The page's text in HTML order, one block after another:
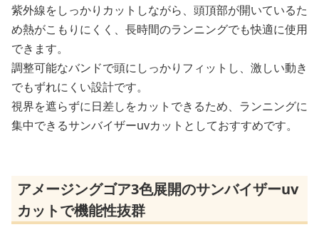
紫外線をしっかりカットしながら、頭頂部が開いているた
め熱がこもりにくく、長時間のランニングでも快適に使用
できます。
調整可能なバンドで頭にしっかりフィットし、激しい動き
でもずれにくい設計です。
視界を遮らずに日差しをカットできるため、ランニングに
集中できるサンバイザーuvカットとしておすすめです。
アメージングゴア3色展開のサンバイザーuv
カットで機能性抜群